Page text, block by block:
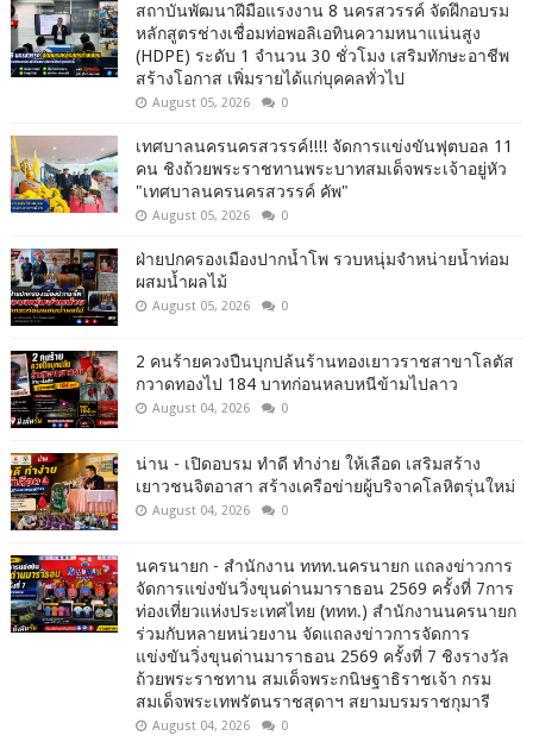
สถาบันพัฒนาฝีมือแรงงาน 8 นครสวรรค์ จัดฝึกอบรม
หลักสูตรช่างเชื่อมท่อพอลิเอทินความหนาแน่นสูง
(HDPE) ระดับ 1 จำนวน 30 ชั่วโมง เสริมทักษะอาชีพ
สร้างโอกาส เพิ่มรายได้แก่บุคคลทั่วไป
August 05, 2026 0
เทศบาลนครนครสวรรค์!!!! จัดการแข่งขันฟุตบอล 11
คน ชิงถ้วยพระราชทานพระบาทสมเด็จพระเจ้าอยู่หัว
"เทศบาลนครนครสวรรค์ คัพ"
August 05, 2026 0
ฝ่ายปกครองเมืองปากน้ำโพ รวบหนุ่มจำหน่ายน้ำท่อม
ผสมน้ำผลไม้
August 05, 2026 0
2 คนร้ายควงปืนบุกปล้นร้านทองเยาวราชสาขาโลตัส
กวาดทองไป 184 บาทก่อนหลบหนีข้ามไปลาว
August 04, 2026 0
น่าน - เปิดอบรม ทำดี ทำง่าย ให้เลือด เสริมสร้าง
เยาวชนจิตอาสา สร้างเครือข่ายผู้บริจาคโลหิตรุ่นใหม่
August 04, 2026 0
นครนายก - สำนักงาน ททท.นครนายก แถลงข่าวการ
จัดการแข่งขันวิ่งขุนด่านมาราธอน 2569 ครั้งที่ 7การ
ท่องเที่ยวแห่งประเทศไทย (ททท.) สำนักงานนครนายก
ร่วมกับหลายหน่วยงาน จัดแถลงข่าวการจัดการ
แข่งขันวิ่งขุนด่านมาราธอน 2569 ครั้งที่ 7 ชิงรางวัล
ถ้วยพระราชทาน สมเด็จพระกนิษฐาธิราชเจ้า กรม
สมเด็จพระเทพรัตนราชสุดาฯ สยามบรมราชกุมารี
August 04, 2026 0